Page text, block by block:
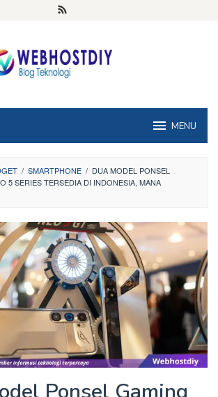
MENU
/ SMARTPHONE / DUA MODEL PONSEL
5 SERIES TERSEDIA DI INDONESIA, MANA